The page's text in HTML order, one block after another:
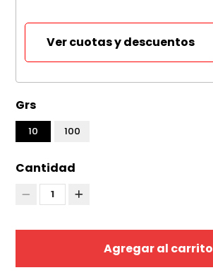
Ver cuotas y descuentos
Grs
10 100
Cantidad
1
Agregar al carrito